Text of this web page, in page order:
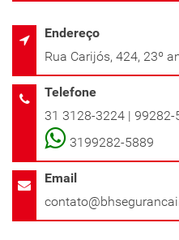
Endereço
Rua Carijós, 424, 23º
Telefone
31 3128-3224 | 99282-
3199282-5889
Email